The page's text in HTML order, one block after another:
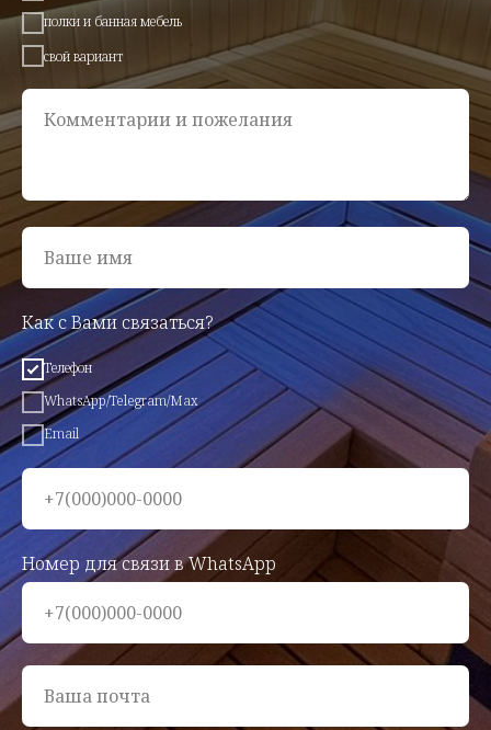
полки и банная мебель
свой вариант
Комментарии и пожелания
Ваше имя
Как с Вами связаться?
Телефон
WhatsApp/Telegram/Max
Email
+7(000)000-0000
Номер для связи в WhatsApp
+7(000)000-0000
Ваша почта